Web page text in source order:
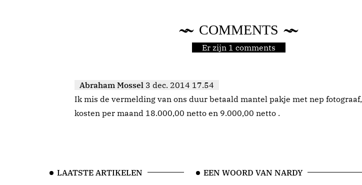
COMMENTS
Er zijn 1 comments
Abraham Mossel 3 dec. 2014 17.54
Ik mis de vermelding van ons duur betaald mantel pakje met nep fotograaf,
kosten per maand 18.000,00 netto en 9.000,00 netto .
LAATSTE ARTIKELEN
EEN WOORD VAN NARDY